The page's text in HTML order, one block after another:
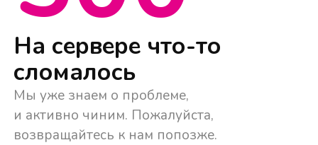
На сервере что-то
сломалось
Мы уже знаем о проблеме,
и активно чиним. Пожалуйста,
возвращайтесь к нам попозже.